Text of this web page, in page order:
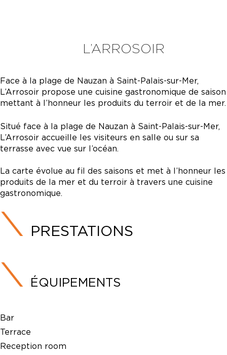
L’ARROSOIR
Face à la plage de Nauzan à Saint-Palais-sur-Mer,
L’Arrosoir propose une cuisine gastronomique de saison
mettant à l’honneur les produits du terroir et de la mer.
Situé face à la plage de Nauzan à Saint-Palais-sur-Mer,
L’Arrosoir accueille les visiteurs en salle ou sur sa
terrasse avec vue sur l’océan.
La carte évolue au fil des saisons et met à l’honneur les
produits de la mer et du terroir à travers une cuisine
gastronomique.
PRESTATIONS
ÉQUIPEMENTS
Bar
Terrace
Reception room